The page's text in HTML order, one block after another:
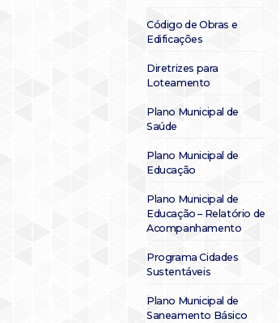
Código de Obras e
Edificações
Diretrizes para
Loteamento
Plano Municipal de
Saúde
Plano Municipal de
Educação
Plano Municipal de
Educação – Relatório de
Acompanhamento
Programa Cidades
Sustentáveis
Plano Municipal de
Saneamento Básico